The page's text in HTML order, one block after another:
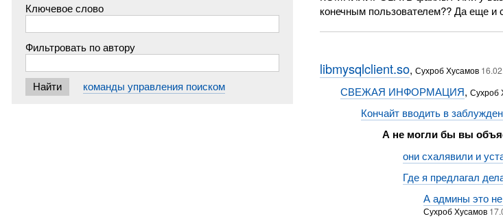
Ключевое слово
Фильтровать по автору
команды управления поиском
конечным пользователем?? Да еще
libmysqlclient.so, Сухроб Хусамов
СВЕЖАЯ ИНФОРМАЦИЯ, Сухроб
Кончайт вводить в
А не могли бы вы
они схалявили и
Где я предлагал
А админы это
Сухроб Хусамов